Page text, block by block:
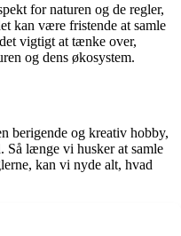
for naturen og de regler,
kan være fristende at samle
vigtigt at tænke over,
og dens økosystem.
berigende og kreativ hobby,
Så længe vi husker at samle
kan vi nyde alt, hvad